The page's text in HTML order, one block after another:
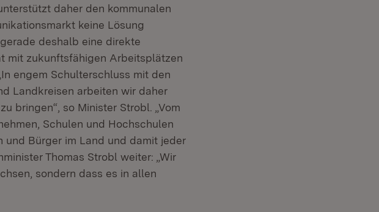
daher den kommunalen
keine Lösung
deshalb eine direkte
mit zukunftsfähigen Arbeitsplätzen
engem Schulterschluss mit den
Landkreisen arbeiten wir daher
bringen“, so Minister Strobl. „Vom
Schulen und Hochschulen
und Bürger im Land und damit jeder
Thomas Strobl weiter: „Wir
sondern dass es in allen